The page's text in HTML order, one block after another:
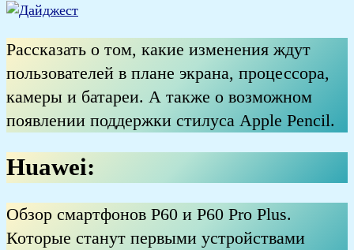
Рассказать о том, какие изменения ждут
пользователей в плане экрана, процессора,
камеры и батареи. А также о возможном
появлении поддержки стилуса Apple Pencil.
Huawei:
Обзор смартфонов P60 и P60 Pro Plus.
Которые станут первыми устройствами